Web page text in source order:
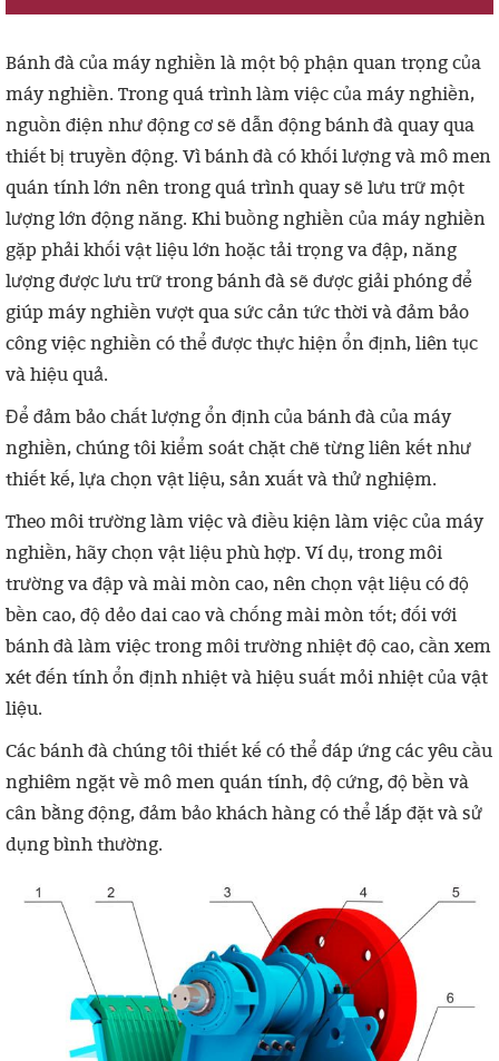
Bánh đà của máy nghiền là một bộ phận quan trọng của
máy nghiền. Trong quá trình làm việc của máy nghiền,
nguồn điện như động cơ sẽ dẫn động bánh đà quay qua
thiết bị truyền động. Vì bánh đà có khối lượng và mô men
quán tính lớn nên trong quá trình quay sẽ lưu trữ một
lượng lớn động năng. Khi buồng nghiền của máy nghiền
gặp phải khối vật liệu lớn hoặc tải trọng va đập, năng
lượng được lưu trữ trong bánh đà sẽ được giải phóng để
giúp máy nghiền vượt qua sức cản tức thời và đảm bảo
công việc nghiền có thể được thực hiện ổn định, liên tục
và hiệu quả.
Để đảm bảo chất lượng ổn định của bánh đà của máy
nghiền, chúng tôi kiểm soát chặt chẽ từng liên kết như
thiết kế, lựa chọn vật liệu, sản xuất và thử nghiệm.
Theo môi trường làm việc và điều kiện làm việc của máy
nghiền, hãy chọn vật liệu phù hợp. Ví dụ, trong môi
trường va đập và mài mòn cao, nên chọn vật liệu có độ
bền cao, độ dẻo dai cao và chống mài mòn tốt; đối với
bánh đà làm việc trong môi trường nhiệt độ cao, cần xem
xét đến tính ổn định nhiệt và hiệu suất mỏi nhiệt của vật
liệu.
Các bánh đà chúng tôi thiết kế có thể đáp ứng các yêu cầu
nghiêm ngặt về mô men quán tính, độ cứng, độ bền và
cân bằng động, đảm bảo khách hàng có thể lắp đặt và sử
dụng bình thường.